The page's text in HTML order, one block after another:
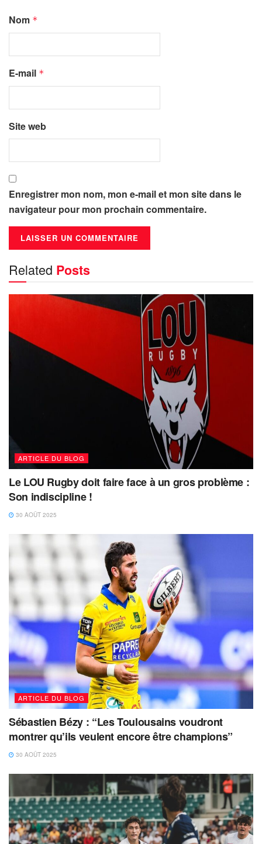
Nom *
E-mail *
Site web
Enregistrer mon nom, mon e-mail et mon site dans le
navigateur pour mon prochain commentaire.
Related Posts
ARTICLE DU BLOG
Le LOU Rugby doit faire face à un gros problème :
Son indiscipline !
30 AOÛT 2025
ARTICLE DU BLOG
Sébastien Bézy : “Les Toulousains voudront
montrer qu’ils veulent encore être champions”
30 AOÛT 2025